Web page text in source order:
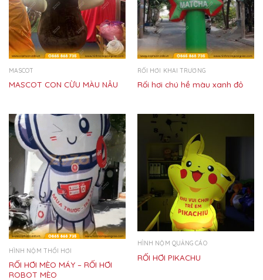
MASCOT
MASCOT CON CỪU MÀU NÂU
RỐI HƠI KHAI TRƯƠNG
Rối hơi chú hề màu xanh đỏ
HÌNH NỘM THỔI HƠI
RỐI HƠI MÈO MÁY – RỐI HƠI
ROBOT MÈO
HÌNH NỘM QUẢNG CÁO
RỐI HƠI PIKACHU